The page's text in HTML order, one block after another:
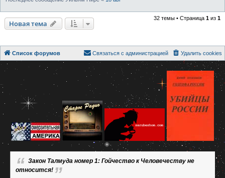
Новая тема
32 темы • Страница 1 из 1
Список форумов Удалить cookies
Связаться с администрацией
Закон Талмуда номер 1: Гойчество к Человечеству не
относится!